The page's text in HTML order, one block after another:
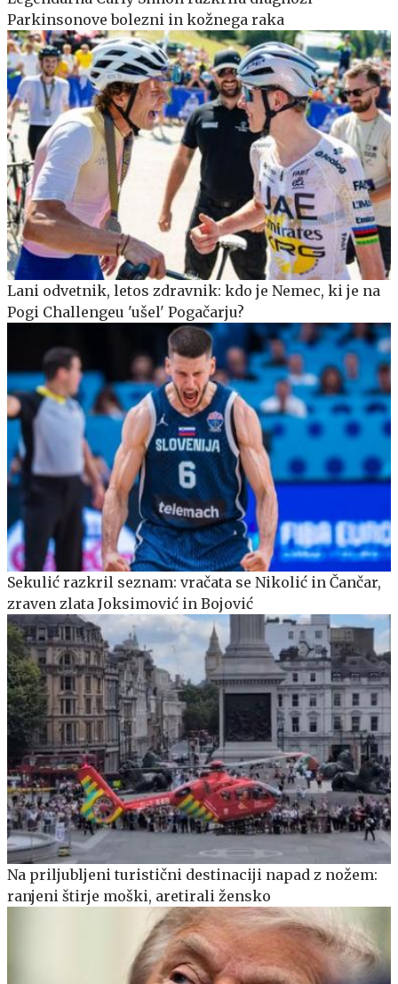
Parkinsonove bolezni in kožnega raka
Lani odvetnik, letos zdravnik: kdo je Nemec, ki je na
Pogi Challengeu 'ušel' Pogačarju?
Sekulić razkril seznam: vračata se Nikolić in Čančar,
zraven zlata Joksimović in Bojović
Na priljubljeni turistični destinaciji napad z nožem:
ranjeni štirje moški, aretirali žensko